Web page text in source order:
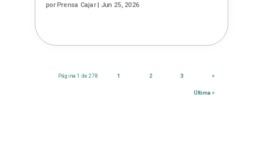
porPrensa Cajar| Jun 25, 2026
Página 1 de 278 1 2 3 »
Última »